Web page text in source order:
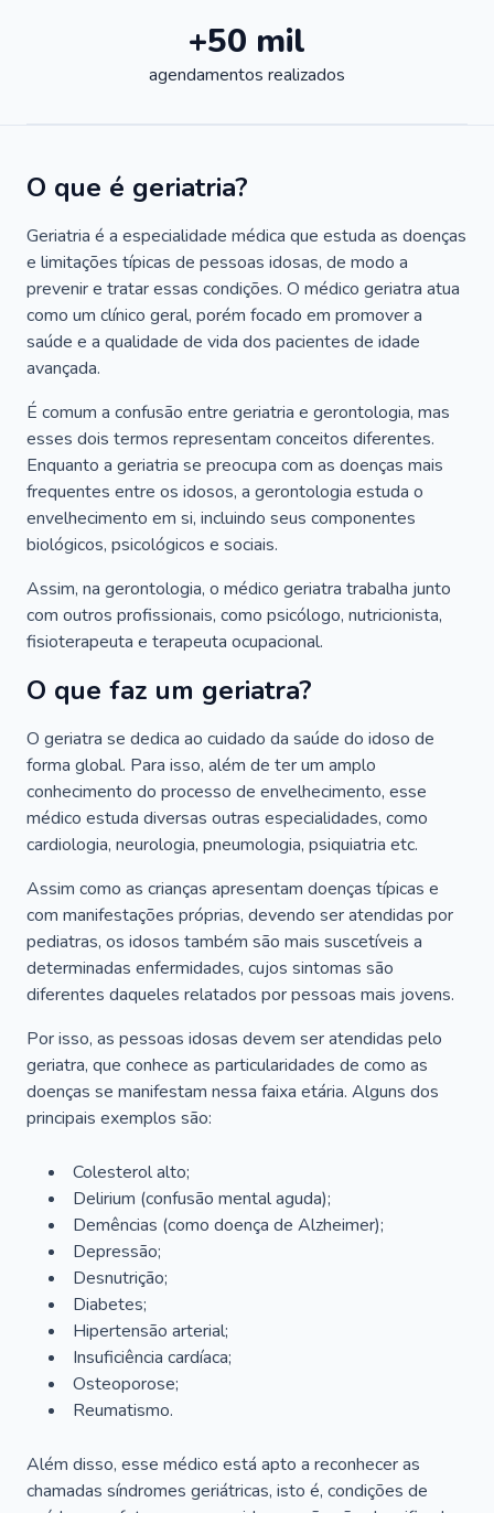
+50 mil
agendamentos realizados
O que é geriatria?
Geriatria é a especialidade médica que estuda as doenças
e limitações típicas de pessoas idosas, de modo a
prevenir e tratar essas condições. O médico geriatra atua
como um clínico geral, porém focado em promover a
saúde e a qualidade de vida dos pacientes de idade
avançada.
É comum a confusão entre geriatria e gerontologia, mas
esses dois termos representam conceitos diferentes.
Enquanto a geriatria se preocupa com as doenças mais
frequentes entre os idosos, a gerontologia estuda o
envelhecimento em si, incluindo seus componentes
biológicos, psicológicos e sociais.
Assim, na gerontologia, o médico geriatra trabalha junto
com outros profissionais, como psicólogo, nutricionista,
fisioterapeuta e terapeuta ocupacional.
O que faz um geriatra?
O geriatra se dedica ao cuidado da saúde do idoso de
forma global. Para isso, além de ter um amplo
conhecimento do processo de envelhecimento, esse
médico estuda diversas outras especialidades, como
cardiologia, neurologia, pneumologia, psiquiatria etc.
Assim como as crianças apresentam doenças típicas e
com manifestações próprias, devendo ser atendidas por
pediatras, os idosos também são mais suscetíveis a
determinadas enfermidades, cujos sintomas são
diferentes daqueles relatados por pessoas mais jovens.
Por isso, as pessoas idosas devem ser atendidas pelo
geriatra, que conhece as particularidades de como as
doenças se manifestam nessa faixa etária. Alguns dos
principais exemplos são:
Colesterol alto;
Delirium (confusão mental aguda);
Demências (como doença de Alzheimer);
Depressão;
Desnutrição;
Diabetes;
Hipertensão arterial;
Insuficiência cardíaca;
Osteoporose;
Reumatismo.
Além disso, esse médico está apto a reconhecer as
chamadas síndromes geriátricas, isto é, condições de